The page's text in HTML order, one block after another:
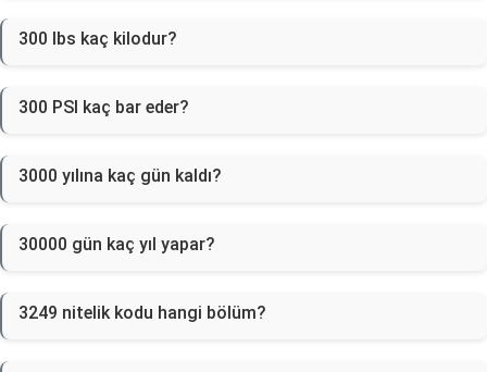
300 lbs kaç kilodur?
300 PSI kaç bar eder?
3000 yılına kaç gün kaldı?
30000 gün kaç yıl yapar?
3249 nitelik kodu hangi bölüm?